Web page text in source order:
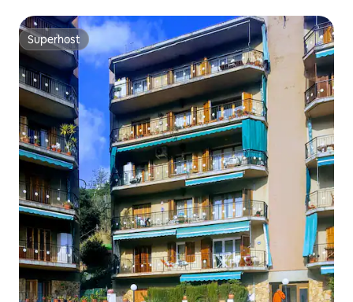
Superhost
Superhost